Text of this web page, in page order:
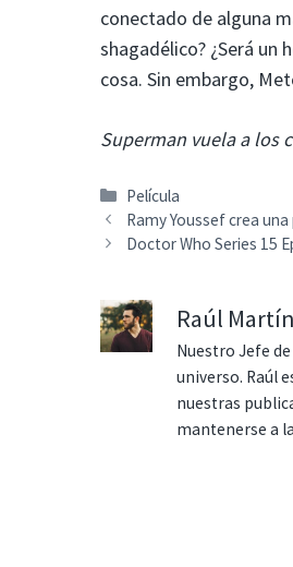
conectado de alguna
shagadélico? ¿Será
cosa. Sin embargo,
Superman vuela a los
Categorías
Película
Ramy Youssef crea
Doctor Who Series 15
Raúl
Nuestro Jefe
universo. Raúl
nuestras
mantenerse a